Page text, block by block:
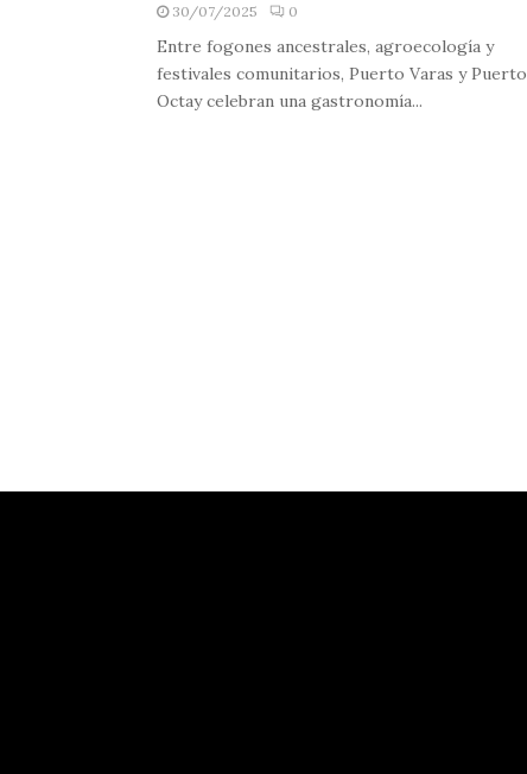
30/07/2025 0
Entre fogones ancestrales, agroecología y
festivales comunitarios, Puerto Varas y Puerto
Octay celebran una gastronomía...